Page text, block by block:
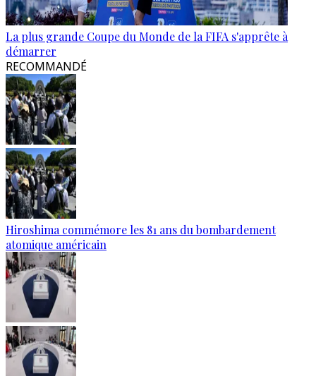
La plus grande Coupe du Monde de la FIFA s'apprête à
démarrer
RECOMMANDÉ
Hiroshima commémore les 81 ans du bombardement
atomique américain